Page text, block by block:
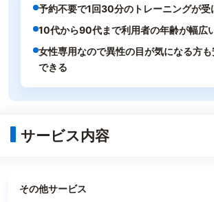
予約不要で1回30分のトレーニングが受
10代から90代まで利用者の年齢が幅広
女性専用なので異性の目が気になる方
できる
サービス内容
その他サービス